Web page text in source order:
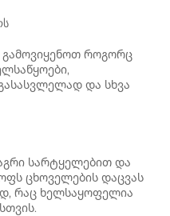
როგორც
და სხვა
სარტყელებით და
ცხოველების დაცვას
რაც ხელსაყოფელია